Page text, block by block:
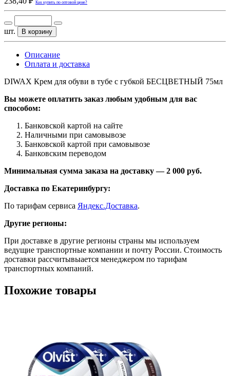
Как купить по оптовой цене?
шт. В корзину
Описание
Оплата и доставка
DIWAX Крем для обуви в тубе с губкой БЕСЦВЕТНЫЙ 75мл
Вы можете оплатить заказ любым удобным для вас
способом:
Банковской картой на сайте
Наличными при самовывозе
Банковской картой при самовывозе
Банковским переводом
Минимальная сумма заказа на доставку — 2 000 руб.
Доставка по Екатеринбургу:
По тарифам сервиса Яндекс.Доставка.
Другие регионы:
При доставке в другие регионы страны мы используем
ведущие транспортные компании и почту России. Стоимость
доставки рассчитывыается менеджером по тарифам
транспортных компаний.
Похожие товары